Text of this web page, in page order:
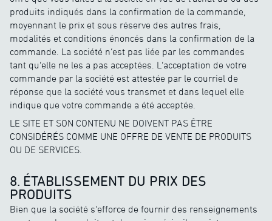
produits indiqués dans la confirmation de la commande,
moyennant le prix et sous réserve des autres frais,
modalités et conditions énoncés dans la confirmation de la
commande. La société n’est pas liée par les commandes
tant qu’elle ne les a pas acceptées. L’acceptation de votre
commande par la société est attestée par le courriel de
réponse que la société vous transmet et dans lequel elle
indique que votre commande a été acceptée.
LE SITE ET SON CONTENU NE DOIVENT PAS ÊTRE
CONSIDÉRÉS COMME UNE OFFRE DE VENTE DE PRODUITS
OU DE SERVICES.
8. ÉTABLISSEMENT DU PRIX DES
PRODUITS
Bien que la société s’efforce de fournir des renseignements